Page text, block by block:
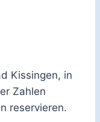
Kissingen, in
Zahlen
reservieren.